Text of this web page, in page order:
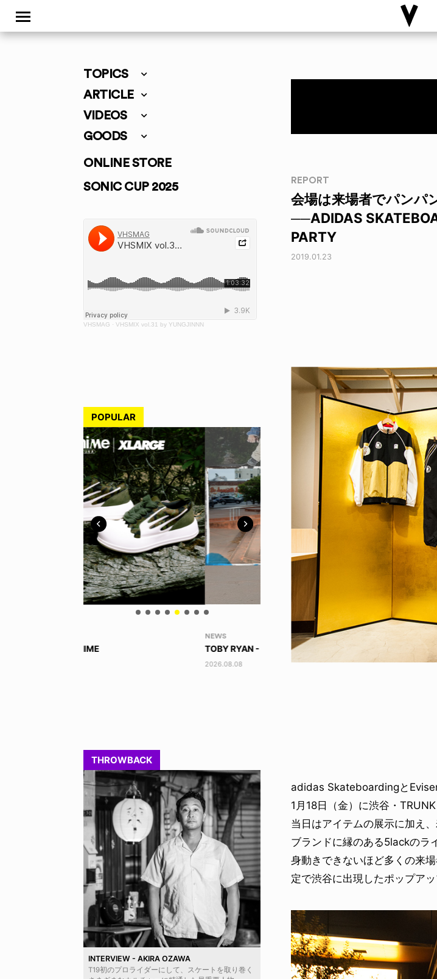
TOPICS
ARTICLE
VIDEOS
GOODS
ONLINE STORE
SONIC CUP 2025
VHSMAG · VHSMIX vol.31 by YUNGJINNN
POPULAR
TOBY RYAN - PRO FOR REAL
VOICE OF FREEDOM
AKIRA OZAWA / 尾澤 彰
THROWBACK
INTERVIEW - AKIRA OZAWA
T19初のプロライダーにして、スケートを取り巻く
REPORT
会場は来場者でパンパ
──ADIDAS
PARTY
2019.01.23
adidas Skateboardingと
1月18日（金）に渋谷・TRUNK
当日はアイテムの展示に加え
ブランドに縁のある5lackのラ
身動きできないほど多くの来
定で渋谷に出現したポップア